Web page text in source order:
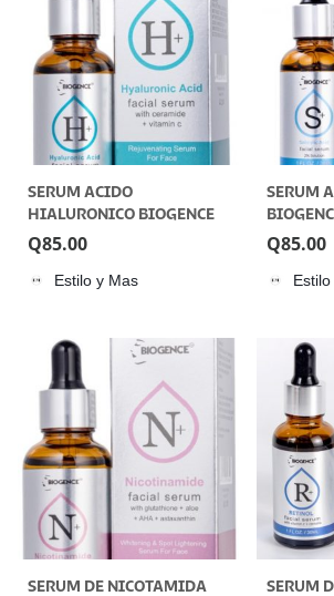
SERUM ACIDO
HIALURONICO BIOGENCE
Q85.00
Estilo y Mas
SERUM
Q85.00
SERUM DE NICOTAMIDA
SERUM